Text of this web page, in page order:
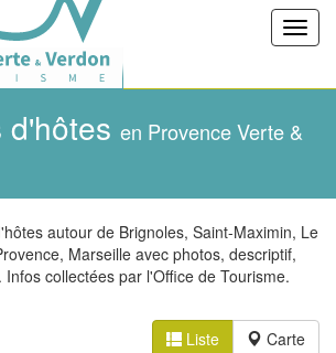
d'hôtes en Provence Verte &
autour de Brignoles, Saint-Maximin, Le
Marseille avec photos, descriptif,
Infos collectées par l'Office de Tourisme.
Liste Carte